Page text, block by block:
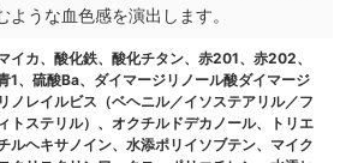
うな血色感を演出します。
イカ、酸化鉄、酸化チタン、赤201、赤202、
1、硫酸Ba、ダイマージリノール酸ダイマージ
リノレイルビス（ベヘニル／イソステアリル／フ
ィトステリル）、オクチルドデカノール、トリエ
ルヘキサノイン、水添ポリイソブテン、マイク